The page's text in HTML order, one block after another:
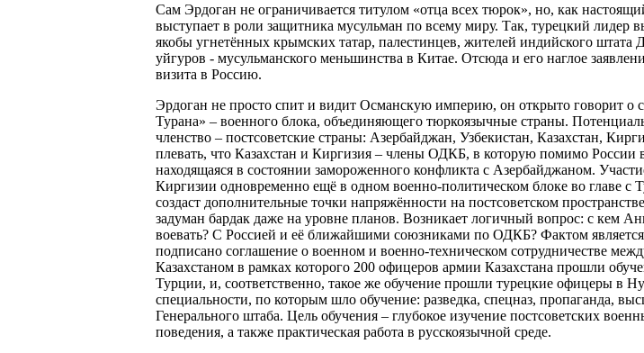
Сам Эрдоган не ограничивается титулом «отца всех тюрок», но, как
выступает в роли защитника мусульман по всему миру. Так, турецкий лидер
якобы угнетённых крымских татар, палестинцев, жителей индийского
уйгуров - мусульманского меньшинства в Китае. Отсюда и его наглое
визита в Россию.
Эрдоган не просто спит и видит Османскую империю, он открыто говорит о
Турана» – военного блока, объединяющего тюркоязычные страны.
членство – постсоветские страны: Азербайджан, Узбекистан, Казахстан,
плевать, что Казахстан и Киргизия – члены ОДКБ, в которую помимо России
находящаяся в состоянии замороженного конфликта с Азербайджаном.
Киргизии одновременно ещё в одном военно-политическом блоке во главе с
создаст дополнительные точки напряжённости на постсоветском
задуман бардак даже на уровне планов. Возникает логичный вопрос: с кем
воевать? С Россией и её ближайшими союзниками по ОДКБ? Фактом является
подписано соглашение о военном и военно-техническом сотрудничестве
Казахстаном в рамках которого 200 офицеров армии Казахстана прошли
Турции, и, соответственно, такое же обучение прошли турецкие офицеры в
специальности, по которым шло обучение: разведка, спецназ, пропаганда,
Генерального штаба. Цель обучения – глубокое изучение постсоветских
поведения, а также практическая работа в русскоязычной среде.